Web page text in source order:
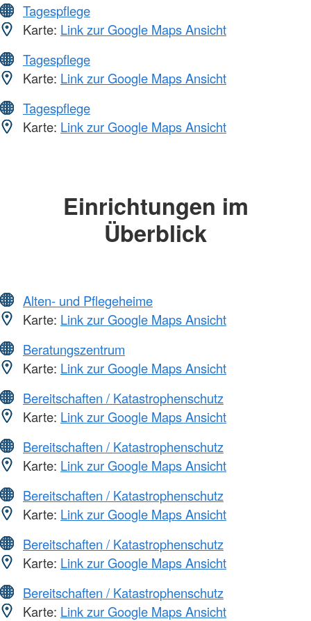
Tagespflege
Karte: Link zur Google Maps Ansicht
Tagespflege
Karte: Link zur Google Maps Ansicht
Tagespflege
Karte: Link zur Google Maps Ansicht
Einrichtungen im
Überblick
Alten- und Pflegeheime
Karte: Link zur Google Maps Ansicht
Beratungszentrum
Karte: Link zur Google Maps Ansicht
Bereitschaften / Katastrophenschutz
Karte: Link zur Google Maps Ansicht
Bereitschaften / Katastrophenschutz
Karte: Link zur Google Maps Ansicht
Bereitschaften / Katastrophenschutz
Karte: Link zur Google Maps Ansicht
Bereitschaften / Katastrophenschutz
Karte: Link zur Google Maps Ansicht
Bereitschaften / Katastrophenschutz
Karte: Link zur Google Maps Ansicht